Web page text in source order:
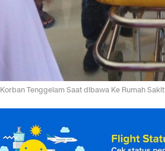
Korban Tenggelam Saat dibawa Ke Rumah Sakit